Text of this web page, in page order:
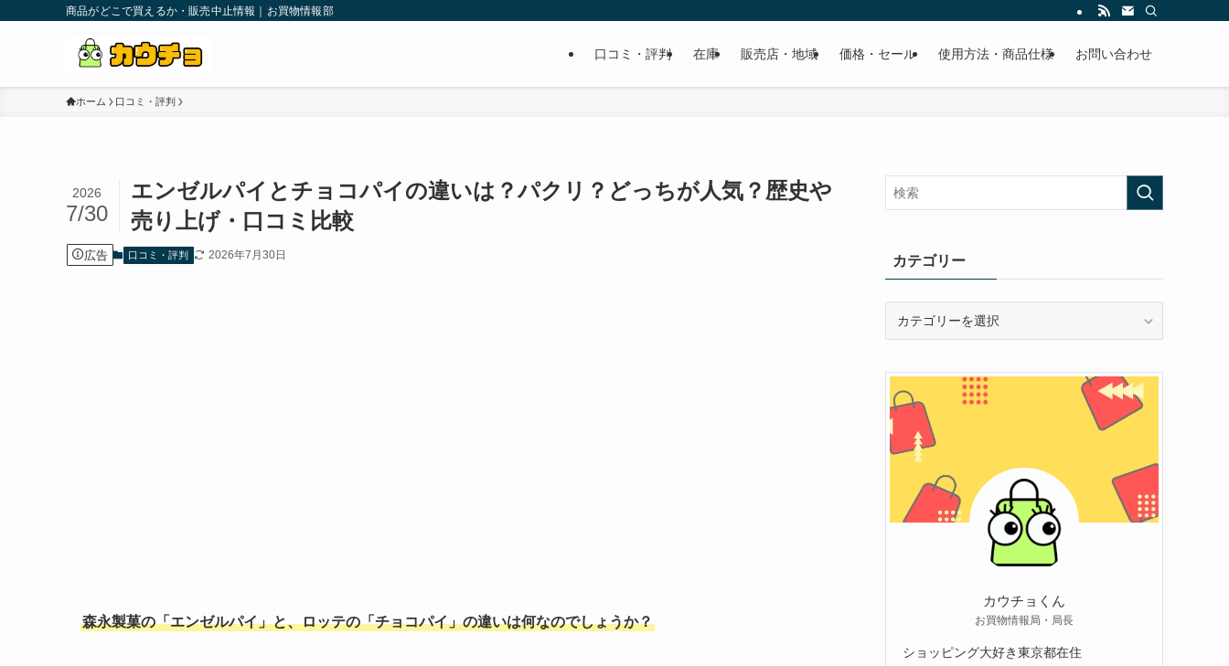
商品がどこで買えるか・販売中止情報｜お買物情報部
口コミ・評判 在庫 販売店・地域 価格・セール 使用方法・商品仕様 お問い合わせ
ホーム 口コミ・評判
エンゼルパイとチョコパイの違いは？パクリ？どっちが人気？歴史や
売り上げ・口コミ比較
2026
7/30
広告 口コミ・評判 2026年7月30日
森永製菓の「エンゼルパイ」と、ロッテの「チョコパイ」の違いは何なのでしょうか？
カテゴリー
リ
ー
カウチョくん
お買物情報局・局長
ショッピング大好き東京都在住